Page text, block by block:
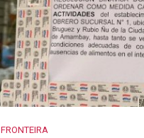
FRONTEIRA